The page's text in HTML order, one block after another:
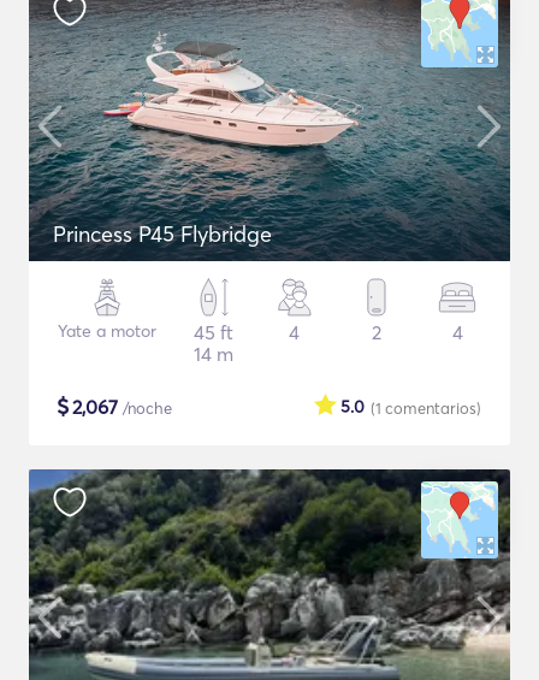
Princess P45 Flybridge
Yate a motor
45 ft
14 m
4 2 4
$2,067 /noche (1 comentarios)
5.0